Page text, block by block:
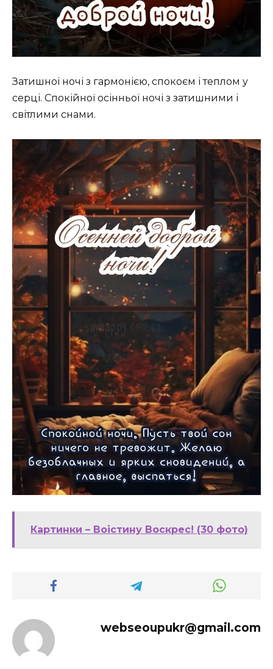
Затишної ночі з гармонією, спокоєм і теплом у
серці. Спокійної осінньої ночі з затишними і
світлими снами.
Картинки – Воістину Воскрес! (30 фото)
webseoupukr@gmail.com